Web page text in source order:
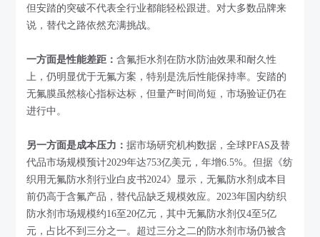
但安踏的突破不代表全行业都能轻松跟进。对大多数品牌来
说，替代之路依然充满挑战。
一方面是性能差距：含氟拒水剂在防水防油效果和耐久性
上，仍明显优于无氟方案，特别是洗后性能保持率。安踏的
无氟膜虽然核心指标达标，但量产时间尚短，市场验证仍在
进行中。
另一方面是成本压力：据市场研究机构数据，全球PFAS及替
代品市场规模预计2029年达753亿美元，年增6.5%。但据《纺
织用无氟防水剂行业白皮书2024》显示，无氟防水剂成本目
前仍高于含氟产品，替代品缺乏规模效应。2023年国内纺织
防水剂市场规模约16至20亿元，其中无氟防水剂仅4至5亿
元，占比不到三分之一。超过三分之二的防水剂市场仍被含